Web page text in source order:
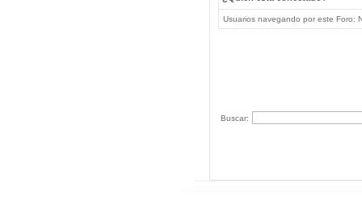
Usuarios navegando por este Foro:
Buscar: